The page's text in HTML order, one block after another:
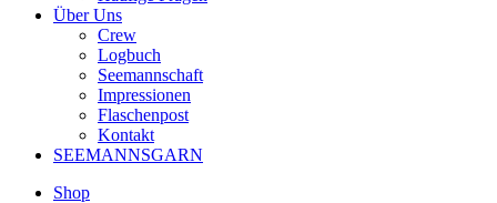
Über Uns
Crew
Logbuch
Seemannschaft
Impressionen
Flaschenpost
Kontakt
SEEMANNSGARN
Shop